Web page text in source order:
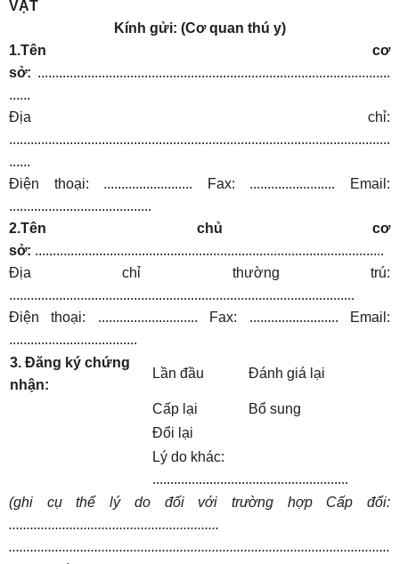
VẬT
Kính gửi: (Cơ quan thú y)
1.Tên cơ
sở: ...................................................................................................
......
Địa chỉ:
...........................................................................................................
......
Điện thoại: ......................... Fax: ........................ Email:
........................................
2.Tên chủ cơ
sở: ..................................................................................................
Địa chỉ thường trú:
.................................................................................................
Điện thoại: ............................ Fax: ......................... Email:
....................................
3. Đăng ký chứng
nhận:
Lần đầu Đánh giá lại
Cấp lại
Bổ sung
Đổi lại
Lý do khác:
.......................................................
(ghi cụ thể lý do đối với trường hợp Cấp đổi:
...........................................................
...........................................................................................................